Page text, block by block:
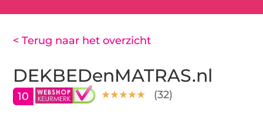
< Terug naar het overzicht
DEKBEDenMATRAS.nl
10 (32)